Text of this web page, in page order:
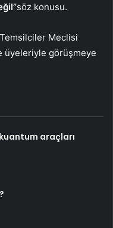
söz konusu.
Meclisi
üyeleriyle görüşmeye
araçları